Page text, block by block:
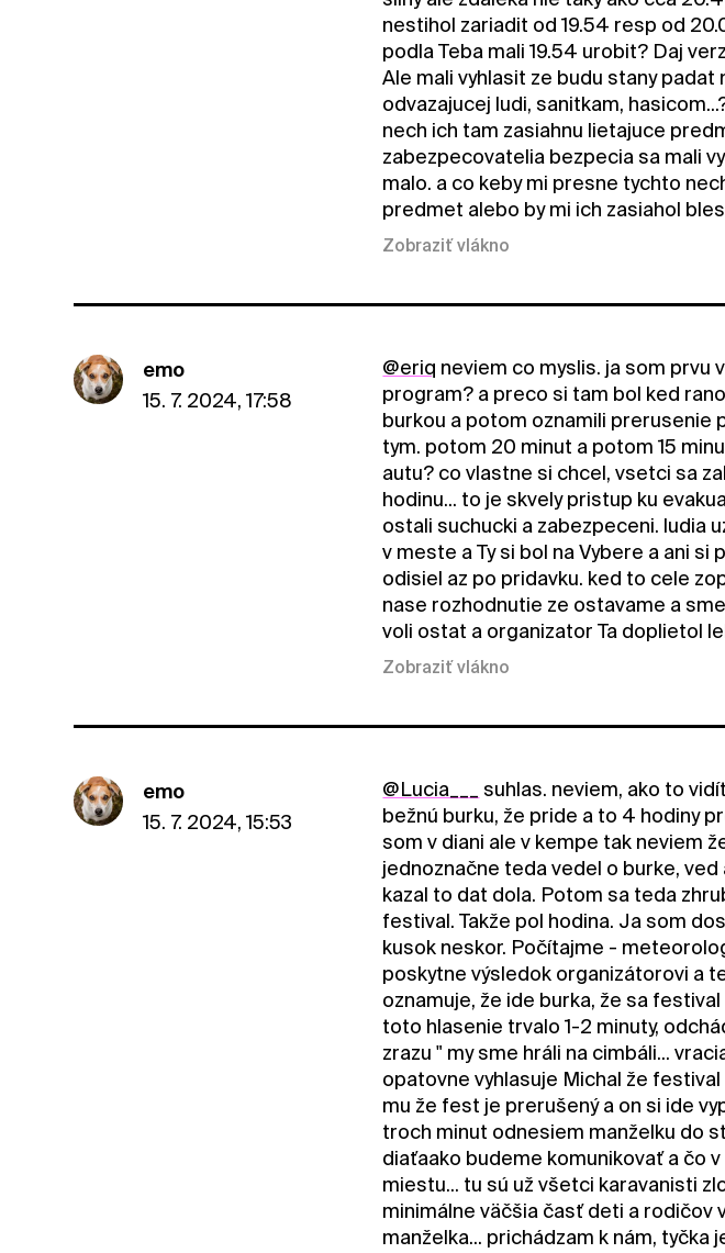
nestihol zariadit od 19.54 resp od
podla Teba mali 19.54 urobit? Daj
Ale mali vyhlasit ze budu stany
odvazajucej ludi, sanitkam,
nech ich tam zasiahnu lietajuce
zabezpecovatelia bezpecia sa mali
malo. a co keby mi presne tychto
predmet alebo by mi ich zasiahol
Zobraziť vlákno
emo
15. 7. 2024, 17:58
@eriq neviem co myslis. ja som prvu
program? a preco si tam bol ked
burkou a potom oznamili prerusenie
tym. potom 20 minut a potom 15
autu? co vlastne si chcel, vsetci sa
hodinu... to je skvely pristup ku
ostali suchucki a zabezpeceni. ludia
v meste a Ty si bol na Vybere a ani
odisiel az po pridavku. ked to cele
nase rozhodnutie ze ostavame a
voli ostat a organizator Ta doplietol
Zobraziť vlákno
emo
15. 7. 2024, 15:53
@Lucia___
suhlas. neviem, ako to
bežnú burku, že pride a to 4 hodiny
som v diani ale v kempe tak neviem
jednoznačne teda vedel o burke,
kazal to dat dola. Potom sa teda
festival. Takže pol hodina. Ja som
kusok neskor. Počítajme -
poskytne výsledok organizátorovi a
oznamuje, že ide burka, že sa
toto hlasenie trvalo 1-2 minuty,
zrazu " my sme hráli na cimbáli...
opatovne vyhlasuje Michal že
mu že fest je prerušený a on si ide
troch minut odnesiem manželku do
diaťaako budeme komunikovať a čo
miestu... tu sú už všetci karavanisti
minimálne väčšia časť deti a rodičov
manželka... prichádzam k nám, tyčka